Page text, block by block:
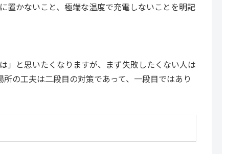
置かないこと、極端な温度で充電しないことを明記
」と思いたくなりますが、まず失敗したくない人は
所の工夫は二段目の対策であって、一段目ではあり